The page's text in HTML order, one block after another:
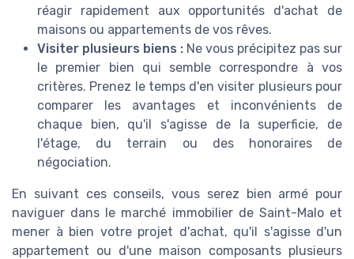
réagir rapidement aux opportunités d'achat de
maisons ou appartements de vos rêves.
Visiter plusieurs biens : Ne vous précipitez pas sur
le premier bien qui semble correspondre à vos
critères. Prenez le temps d'en visiter plusieurs pour
comparer les avantages et inconvénients de
chaque bien, qu'il s'agisse de la superficie, de
l'étage, du terrain ou des honoraires de
négociation.
En suivant ces conseils, vous serez bien armé pour
naviguer dans le marché immobilier de Saint-Malo et
mener à bien votre projet d'achat, qu'il s'agisse d'un
appartement ou d'une maison composants plusieurs